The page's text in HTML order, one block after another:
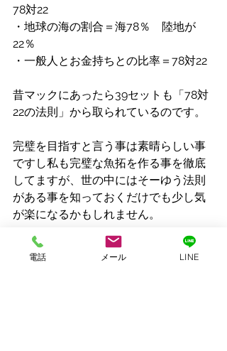
78対22
・地球の海の割合＝海78％　陸地が
22％
・一般人とお金持ちとの比率＝78対22
昔マックにあったら39セットも「78対
22の法則」から取られているのです。
完璧を目指すと言う事は素晴らしい事
ですし私も完璧な魚拓を作る事を徹底
してますが、世の中にはそーゆう法則
がある事を知っておくだけでも少し気
が楽になるかもしれません。
組織を作る上で必要な事は『できない
人間を雇いなさい』と言われた事が過
電話 メール LINE